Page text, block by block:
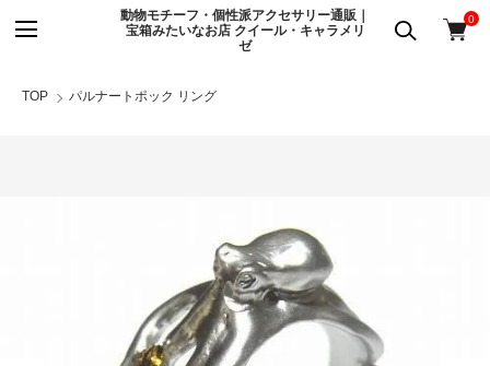
動物モチーフ・個性派アクセサリー通販｜
宝箱みたいなお店 クイール・キャラメリ
ゼ
0
TOP パルナートポック リング